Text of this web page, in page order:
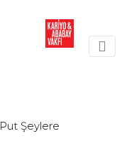
Put Şeylere